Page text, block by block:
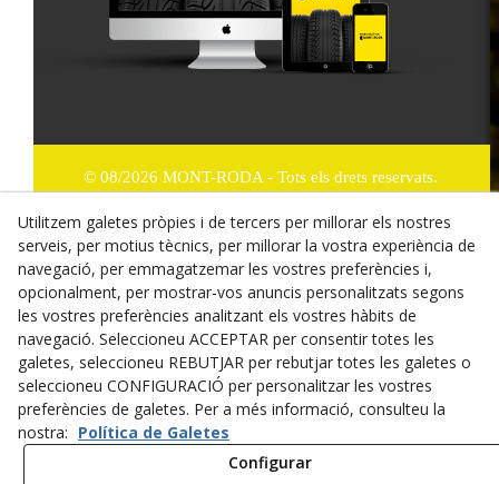
© 08/2026 MONT-RODA - Tots els drets reservats.
Política de Privacitat
Termes i condicions de compra
Dret de desistiment
Cookies
Mapa Web
Utilitzem galetes pròpies i de tercers per millorar els nostres
serveis, per motius tècnics, per millorar la vostra experiència de
navegació, per emmagatzemar les vostres preferències i,
opcionalment, per mostrar-vos anuncis personalitzats segons
les vostres preferències analitzant els vostres hàbits de
navegació. Seleccioneu ACCEPTAR per consentir totes les
galetes, seleccioneu REBUTJAR per rebutjar totes les galetes o
seleccioneu CONFIGURACIÓ per personalitzar les vostres
preferències de galetes. Per a més informació, consulteu la
nostra: Política de Galetes
Configurar